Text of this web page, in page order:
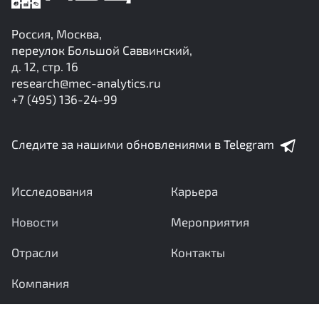
Россия, Москва,
переулок Большой Саввинский,
д. 12, стр. 16
research@mec-analytics.ru
+7 (495) 136-24-99
Следите за нашими обновлениями в Telegram
Исследования
Новости
Отрасли
Компания
Карьера
Мероприятия
Контакты